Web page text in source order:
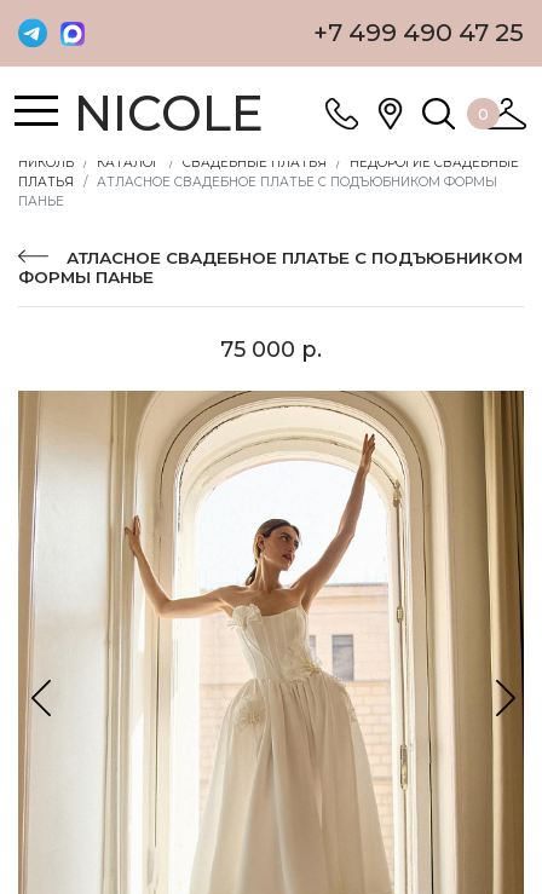
+7 499 490 47 25
NICOLE 0
НИКОЛЬ КАТАЛОГ СВАДЕБНЫЕ ПЛАТЬЯ
НЕДОРОГИЕ СВАДЕБНЫЕ
ПЛАТЬЯ
АТЛАСНОЕ СВАДЕБНОЕ ПЛАТЬЕ С ПОДЪЮБНИКОМ ФОРМЫ
ПАНЬЕ
АТЛАСНОЕ СВАДЕБНОЕ ПЛАТЬЕ С ПОДЪЮБНИКОМ
ФОРМЫ ПАНЬЕ
75 000 р.